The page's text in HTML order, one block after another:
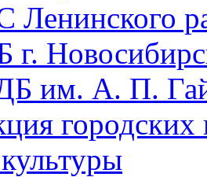
Ленинского
г.
им. А. П.
городских